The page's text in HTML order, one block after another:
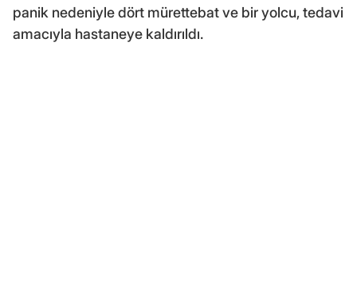
panik nedeniyle dört mürettebat ve bir yolcu, tedavi
amacıyla hastaneye kaldırıldı.